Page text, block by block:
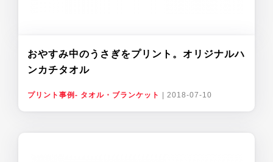
おやすみ中のうさぎをプリント。オリジナルハ
ンカチタオル
プリント事例- タオル・ブランケット 2018-07-10